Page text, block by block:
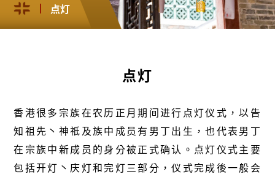
点灯
点灯
香港很多宗族在农历正月期间进行点灯仪式，以告
知祖先丶神祇及族中成员有男丁出生，也代表男丁
在宗族中新成员的身分被正式确认。点灯仪式主要
包括开灯丶庆灯和完灯三部分，仪式完成後一般会